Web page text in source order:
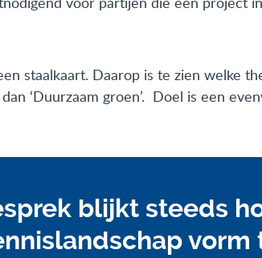
staalkaart. Daarop is te zien welke
‘Duurzaam groen’. Doel is een
blijkt steeds
vorm